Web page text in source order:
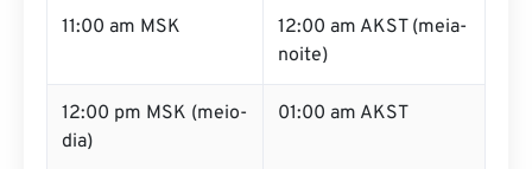
11:00 am MSK
12:00 am AKST (meia-
noite)
12:00 pm MSK (meio-
dia)
01:00 am AKST